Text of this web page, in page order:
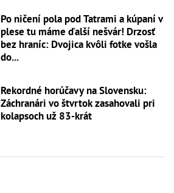
Po ničení pola pod Tatrami a kúpaní v
plese tu máme ďalší nešvár! Drzosť
bez hraníc: Dvojica kvôli fotke vošla
do...
Rekordné horúčavy na Slovensku:
Záchranári vo štvrtok zasahovali pri
kolapsoch už 83-krát